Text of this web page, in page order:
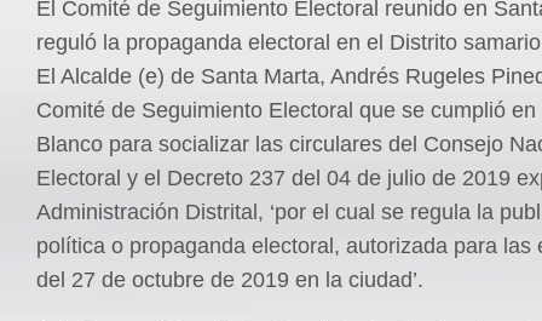
El Comité de Seguimiento Electoral reunido en
reguló la propaganda electoral en el Distrito
El Alcalde (e) de Santa Marta, Andrés Rugeles
Comité de Seguimiento Electoral que se cumplió en
Blanco para socializar las circulares del Consejo
Electoral y el Decreto 237 del 04 de julio de 2019
Administración Distrital, ‘por el cual se regula la
política o propaganda electoral, autorizada para las
del 27 de octubre de 2019 en la ciudad’.